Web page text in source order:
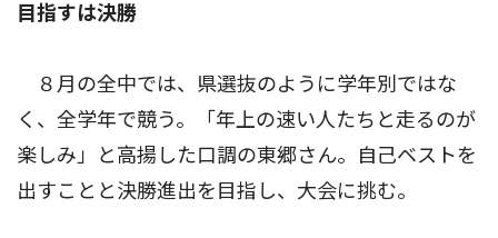
目指すは決勝
８月の全中では、県選抜のように学年別ではな
く、全学年で競う。「年上の速い人たちと走るのが
楽しみ」と高揚した口調の東郷さん。自己ベストを
出すことと決勝進出を目指し、大会に挑む。